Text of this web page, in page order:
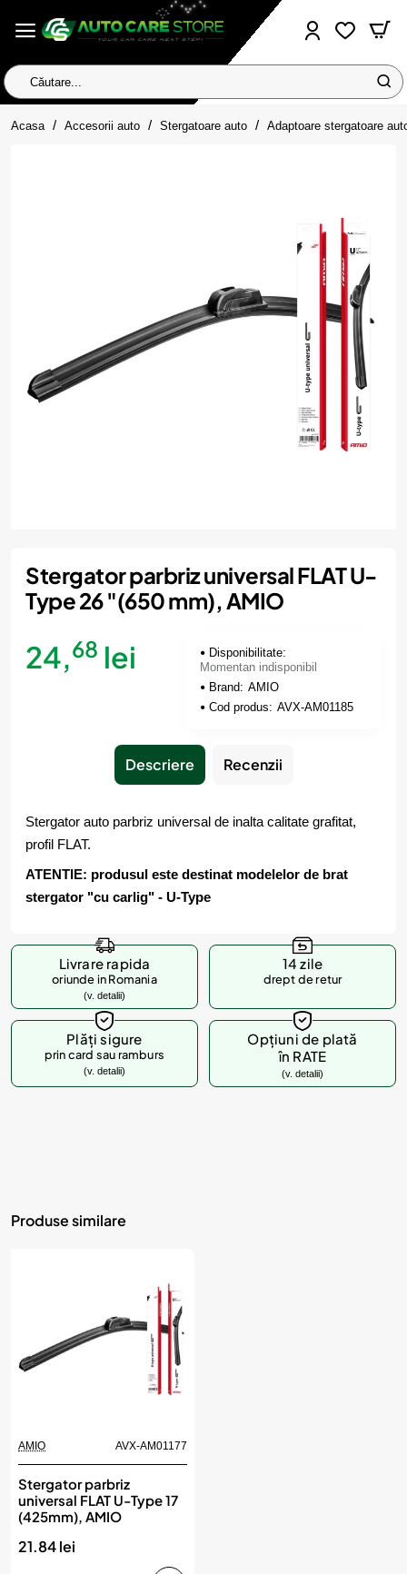
Căutare...
Acasa homeAccesorii auto Stergatoare auto Adaptoare stergatoare
Momentan indisponibil
Stergator parbriz universal FLAT U-
Type 26 "(650 mm), AMIO
24,68 lei
Disponibilitate:
Momentan indisponibil
Brand: AMIO
Cod produs: AVX-AM01185
Descriere Recenzii
Stergator auto parbriz universal de inalta calitate grafitat,
profil FLAT.
ATENTIE: produsul este destinat modelelor de brat
stergator "cu carlig" - U-Type
Livrare rapida
oriunde in Romania
(v. detalii)
14 zile
drept de retur
Plăți sigure
prin card sau ramburs
(v. detalii)
Opțiuni de plată
în RATE
(v. detalii)
Produse similare
AMIO AVX-AM01177
Stergator parbriz
universal FLAT U-Type 17
(425mm), AMIO
21.84 lei